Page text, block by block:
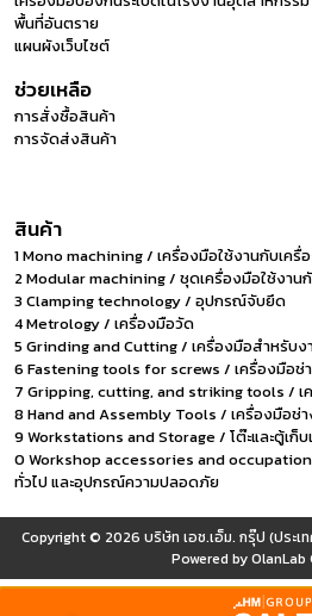
พื้นที่อันตราย
แผนผังเว็บไซต์
ช่วยเหลือ
การสั่งซื้อสินค้า
การจัดส่งสินค้า
สินค้า
1 Mono machining / เครื่องมือใช้งานกับเครื่
2 Modular machining / ชุดเครื่องมือใช้งานกั
3 Clamping technology / อุปกรณ์จับยึด
4 Metrology / เครื่องมือวัด
5 Grinding and Cutting / เครื่องมือสำหรับง
6 Fastening tools for screws / เครื่องมือช่
7 Gripping, cutting, and striking tools / เ
8 Hand and Assembly Tools / เครื่องมือช่
9 Workstations and Storage / โต๊ะและตู้เก็บ
0 Workshop accessories and
ทั่วไป และอุปกรณ์ความปลอดภัย
Copyright © 2026 บริษัท เอช.เอ็ม. กรุ๊ป (ประเ
Powered byOlanLab